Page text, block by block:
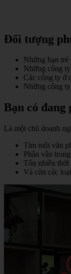
Đối tượng
Những bạn trẻ
Những công
Các công ty ở
Những công
Bạn có đang
Là một chủ doanh
Tìm một văn
Phân vân
Tốn nhiều thời
Và còn các